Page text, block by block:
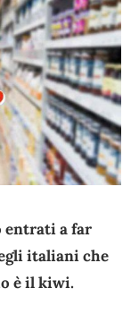
entrati a far
italiani che
è il kiwi.